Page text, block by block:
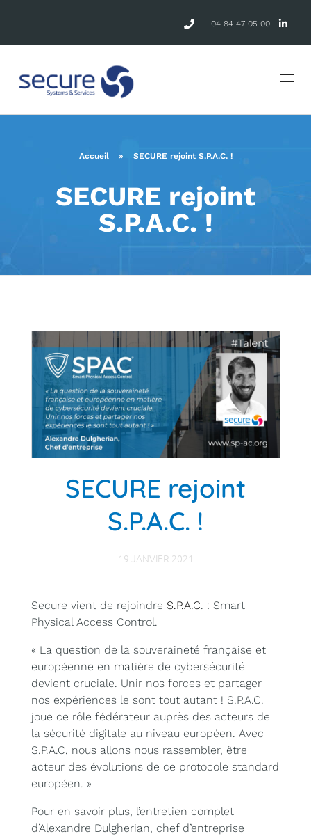
04 84 47 05 00
Accueil » SECURE rejoint S.P.A.C. !
SECURE rejoint
S.P.A.C. !
SECURE rejoint
S.P.A.C. !
19 JANVIER 2021
Secure vient de rejoindre S.P.A.C. : Smart
Physical Access Control.
« La question de la souveraineté française et
européenne en matière de cybersécurité
devient cruciale. Unir nos forces et partager
nos expériences le sont tout autant ! S.P.A.C.
joue ce rôle fédérateur auprès des acteurs de
la sécurité digitale au niveau européen. Avec
S.P.A.C, nous allons nous rassembler, être
acteur des évolutions de ce protocole standard
européen. »
Pour en savoir plus, l’entretien complet
d’Alexandre Dulgherian, chef d’entreprise